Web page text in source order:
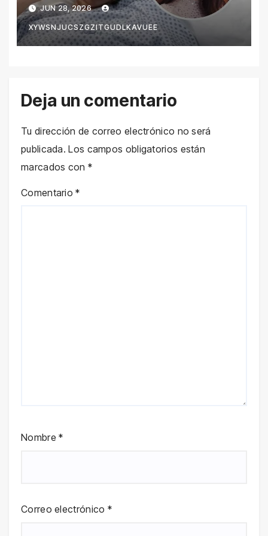
en redes sociales
JUN 28, 2026
XYWSNJUCSZGZITGUDLKAVUEE
Deja un comentario
Tu dirección de correo electrónico no será
publicada. Los campos obligatorios están
marcados con *
Comentario*
Nombre*
Correo electrónico *